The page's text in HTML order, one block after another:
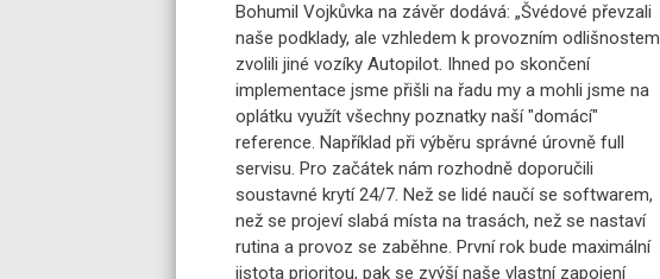
Bohumil Vojkůvka na závěr dodává: „Švédové převzali
naše podklady, ale vzhledem k provozním odlišnostem
zvolili jiné vozíky Autopilot. Ihned po skončení
implementace jsme přišli na řadu my a mohli jsme na
oplátku využít všechny poznatky naší "domácí"
reference. Například při výběru správné úrovně full
servisu. Pro začátek nám rozhodně doporučili
soustavné krytí 24/7. Než se lidé naučí se softwarem,
než se projeví slabá místa na trasách, než se nastaví
rutina a provoz se zaběhne. První rok bude maximální
jistota prioritou, pak se zvýší naše vlastní zapojení